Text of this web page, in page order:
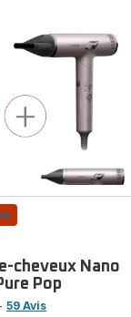
cheveux Nano
Pop
59 Avis